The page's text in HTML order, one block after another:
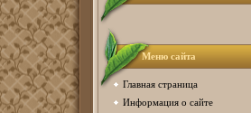
Меню сайта
Главная страница
Информация о сайте